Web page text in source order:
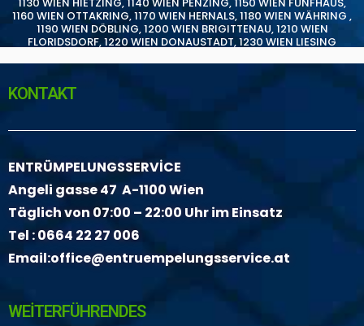
1160 WIEN OTTAKRING,1170 WIEN HERNALS,1180 WIEN WÄHRING ,
1190 WIEN DÖBLING,1200 WIEN BRIGITTENAU,1210 WIEN
FLORIDSDORF,1220 WIEN DONAUSTADT,1230 WIEN LIESING
KONTAKT
ENTRÜMPELUNGSSERVİCE
Angeli gasse 47 A-1100 Wien
Täglich von 07:00 – 22:00 Uhr im Einsatz
Tel :0664 22 27 006
Email:office@entruempelungsservice.at
WEİTERFÜHRENDES